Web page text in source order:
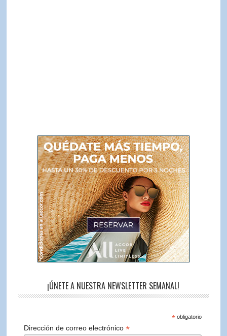
¡ÚNETE A NUESTRA NEWSLETTER SEMANAL!
*obligatorio
Dirección de correo electrónico*